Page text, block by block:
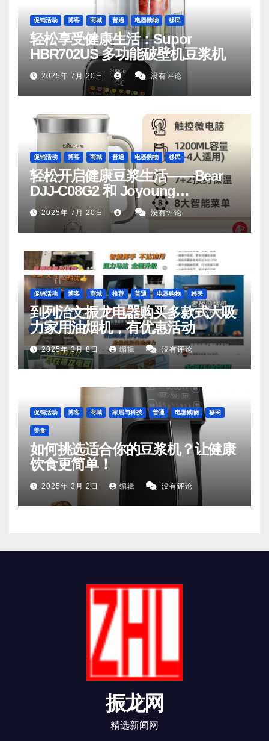
促销活动 博客 商城 普通 电器购物 移民
轻松享受健康生活：Supor
HBR702US 多功能破壁机豆浆机
2025年 7月 20日 没有评论
促销活动 博客 商城 普通 电器购物 移民
轻松开启健康豆浆生活——Bear
DJJ‑C08G2 和 Joyoung
DJ06M‑D53，你值得拥有
2025年 7月 20日 没有评论
促销活动 博客 商城 推荐 普通 电器购物 移民
到列治文振龙电器购买多款式大吸
力家用油烟机，有优惠活动
2025年 3月 8日 编辑 没有评论
促销活动 博客 商城 家居与科技 普通 电器购物 移民
美食
如何挑选适合你的豆浆机？让健康
饮食更简单！
2025年 3月 2日 编辑 没有评论
振龙网
精选新闻网